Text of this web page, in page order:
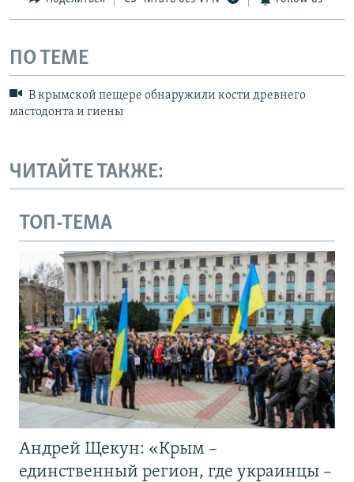
ПО ТЕМЕ
В крымской пещере обнаружили кости древнего
мастодонта и гиены
ЧИТАЙТЕ ТАКЖЕ:
ТОП-ТЕМА
Андрей Щекун: «Крым –
единственный регион, где украинцы –